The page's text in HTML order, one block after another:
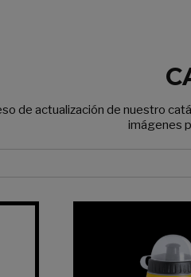
de actualización de nuestro
imágenes